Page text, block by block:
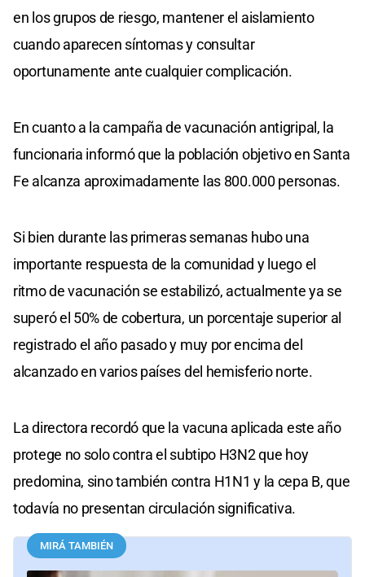
en los grupos de riesgo, mantener el aislamiento
cuando aparecen síntomas y consultar
oportunamente ante cualquier complicación.
En cuanto a la campaña de vacunación antigripal, la
funcionaria informó que la población objetivo en Santa
Fe alcanza aproximadamente las 800.000 personas.
Si bien durante las primeras semanas hubo una
importante respuesta de la comunidad y luego el
ritmo de vacunación se estabilizó, actualmente ya se
superó el 50% de cobertura, un porcentaje superior al
registrado el año pasado y muy por encima del
alcanzado en varios países del hemisferio norte.
La directora recordó que la vacuna aplicada este año
protege no solo contra el subtipo H3N2 que hoy
predomina, sino también contra H1N1 y la cepa B, que
todavía no presentan circulación significativa.
MIRÁ TAMBIÉN